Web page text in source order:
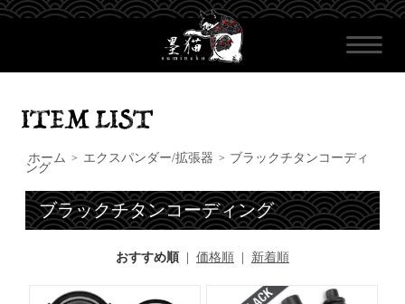
ホーム > エクスパンダー/拡張器 > ブラックチタンコーディ
ング
ブラックチタンコーディング
おすすめ順 価格順 新着順